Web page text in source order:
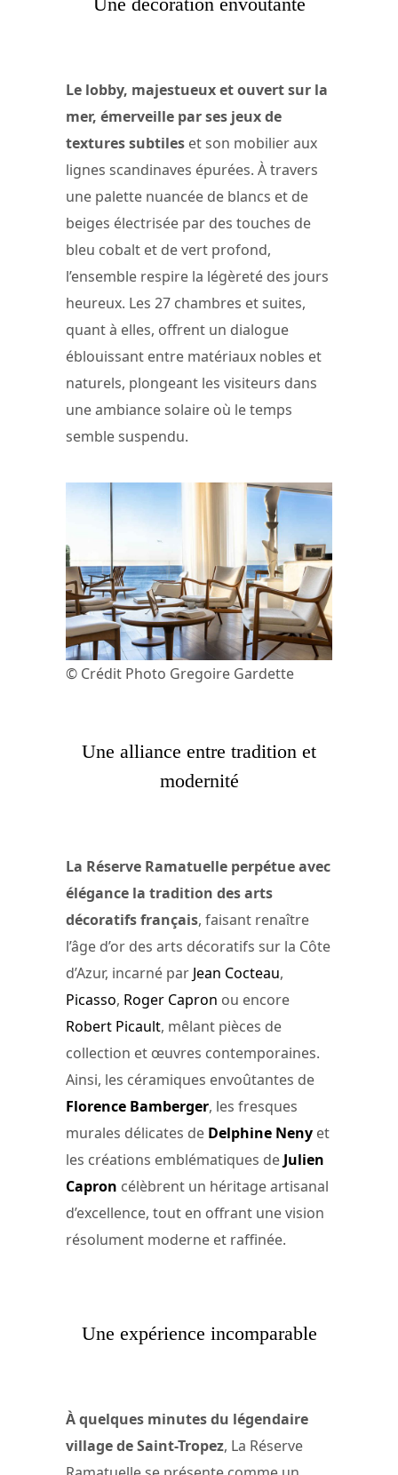
Le lobby, majestueux et ouvert sur la
mer, émerveille par ses jeux de
textures subtiles et son mobilier aux
lignes scandinaves épurées. À travers
une palette nuancée de blancs et de
beiges électrisée par des touches de
bleu cobalt et de vert profond,
l’ensemble respire la légèreté des jours
heureux. Les 27 chambres et suites,
quant à elles, offrent un dialogue
éblouissant entre matériaux nobles et
naturels, plongeant les visiteurs dans
une ambiance solaire où le temps
semble suspendu.
© Crédit Photo Gregoire Gardette
Une alliance entre tradition et
modernité
La Réserve Ramatuelle perpétue avec
élégance la tradition des arts
décoratifs français, faisant renaître
l’âge d’or des arts décoratifs sur la Côte
d’Azur, incarné par Jean Cocteau,
Picasso, Roger Capron ou encore
Robert Picault, mêlant pièces de
collection et œuvres contemporaines.
Ainsi, les céramiques envoûtantes de
Florence Bamberger, les fresques
murales délicates de Delphine Neny et
les créations emblématiques de Julien
Capron célèbrent un héritage artisanal
d’excellence, tout en offrant une vision
résolument moderne et raffinée.
Une expérience incomparable
À quelques minutes du légendaire
village de Saint-Tropez, La Réserve